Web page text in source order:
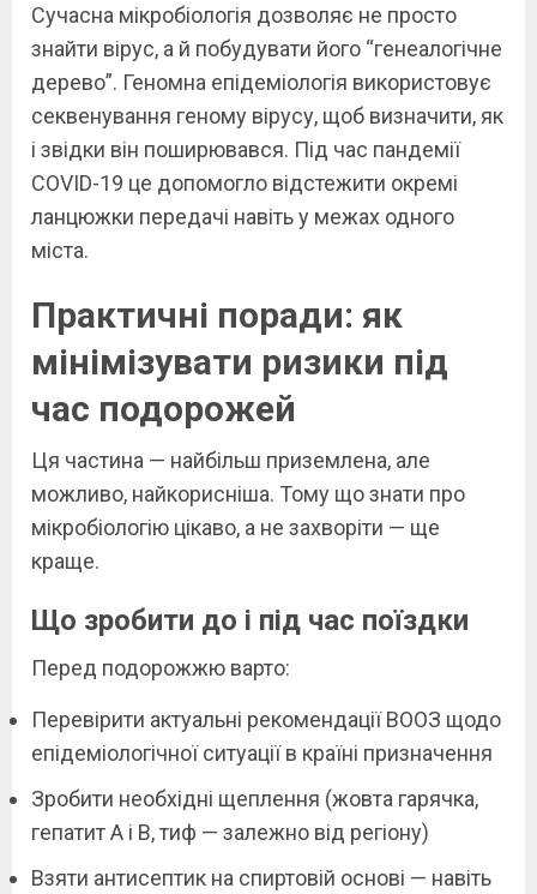
Сучасна мікробіологія дозволяє не просто
знайти вірус, а й побудувати його “генеалогічне
дерево”. Геномна епідеміологія використовує
секвенування геному вірусу, щоб визначити, як
і звідки він поширювався. Під час пандемії
COVID-19 це допомогло відстежити окремі
ланцюжки передачі навіть у межах одного
міста.
Практичні поради: як
мінімізувати ризики під
час подорожей
Ця частина — найбільш приземлена, але
можливо, найкорисніша. Тому що знати про
мікробіологію цікаво, а не захворіти — ще
краще.
Що зробити до і під час поїздки
Перед подорожжю варто:
Перевірити актуальні рекомендації ВООЗ щодо
епідеміологічної ситуації в країні призначення
Зробити необхідні щеплення (жовта гарячка,
гепатит А і В, тиф — залежно від регіону)
Взяти антисептик на спиртовій основі — навіть